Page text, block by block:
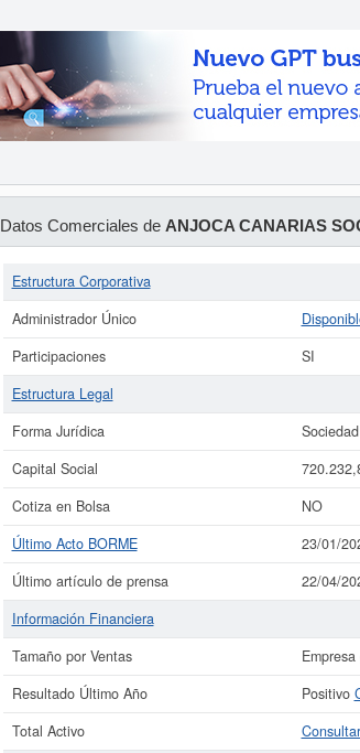
Datos Comerciales de ANJOCA CANARIAS
Estructura Corporativa
Administrador Único
Participaciones
SI
Estructura Legal
Forma Jurídica
Capital Social
Cotiza en Bolsa
NO
Último Acto BORME
23/01/
Último artículo de prensa
22/04/
Información Financiera
Tamaño por Ventas
Resultado Último Año
Positivo
Total Activo
Consultar